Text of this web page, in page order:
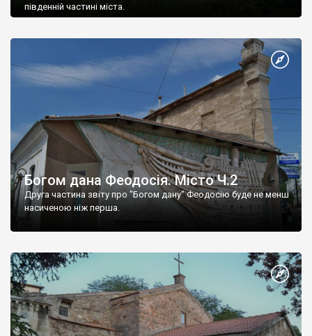
південній частині міста.
Богом дана Феодосія. Місто Ч.2
Друга частина звіту про "Богом дану" Феодосію буде не менш
насиченою ніж перша.